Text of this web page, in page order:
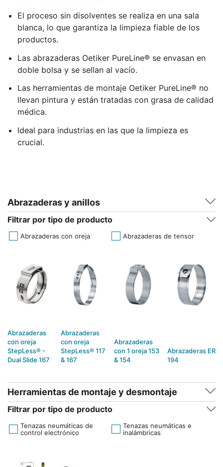
El proceso sin disolventes se realiza en una sala
blanca, lo que garantiza la limpieza fiable de los
productos.
Las abrazaderas Oetiker PureLine® se envasan en
doble bolsa y se sellan al vacío.
Las herramientas de montaje Oetiker PureLine® no
llevan pintura y están tratadas con grasa de calidad
médica.
Ideal para industrias en las que la limpieza es
crucial.
Abrazaderas y anillos
Filtrar por tipo de producto
Abrazaderas con oreja Abrazaderas de tensor
Abrazaderas
con oreja
StepLess® -
Dual Slide 167
Abrazaderas
con oreja
StepLess® 117
& 167
Abrazaderas
con 1 oreja 153
& 154
Abrazaderas ER
194
Herramientas de montaje y desmontaje
Filtrar por tipo de producto
Tenazas neumáticas de
control electrónico
Tenazas neumáticas e
inalámbricas